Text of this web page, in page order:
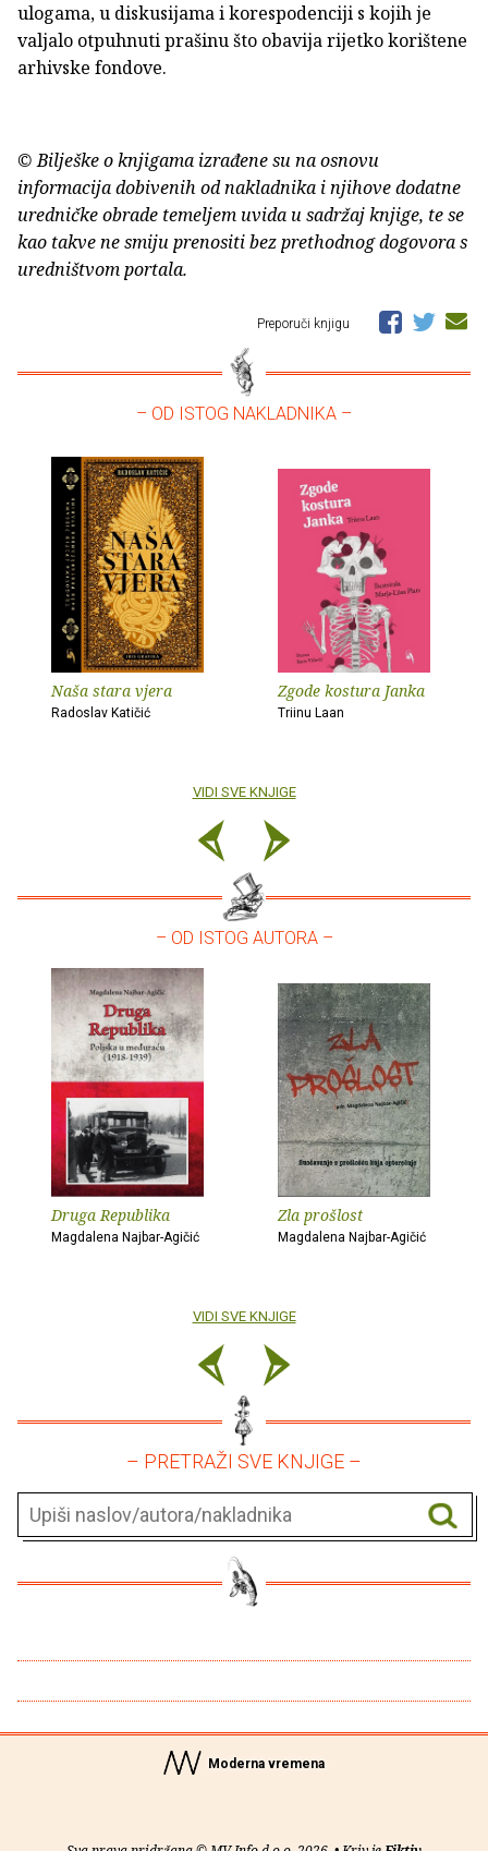
ulogama, u diskusijama i korespodenciji s kojih je
valjalo otpuhnuti prašinu što obavija rijetko korištene
arhivske fondove.
© Bilješke o knjigama izrađene su na osnovu
informacija dobivenih od nakladnika i njihove dodatne
uredničke obrade temeljem uvida u sadržaj knjige, te se
kao takve ne smiju prenositi bez prethodnog dogovora s
uredništvom portala.
Preporuči knjigu
– OD ISTOG NAKLADNIKA –
Naša stara vjera
Radoslav Katičić
Zgode kostura Janka
Triinu Laan
VIDI SVE KNJIGE
– OD ISTOG AUTORA –
Druga Republika
Magdalena Najbar-Agičić
Zla prošlost
Magdalena Najbar-Agičić
VIDI SVE KNJIGE
– PRETRAŽI SVE KNJIGE –
Moderna vremena